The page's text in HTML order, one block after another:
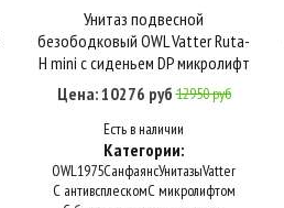
В корзину
Купить в один клик
Унитаз подвесной
безободковый OWL Vatter Ruta-
H mini с сиденьем DP микролифт
Цена: 10276 руб12950 руб
Есть в наличии
Категории:
OWL1975СанфаянсУнитазыVatter
С антивсплескомС микролифтом